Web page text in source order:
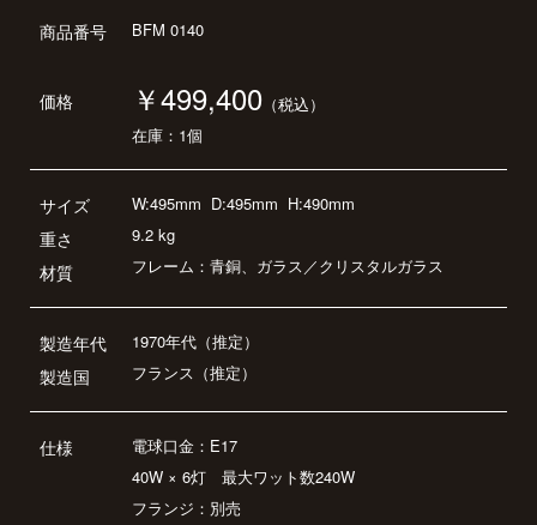
商品番号 BFM 0140
価格 ￥499,400 （税込）
在庫：1個
サイズ
重さ
材質
W:495mm D:495mm H:490mm
9.2 kg
フレーム：青銅、ガラス／クリスタルガラス
製造年代
製造国
1970年代（推定）
フランス（推定）
仕様
電球口金：E17
40W × 6灯 最大ワット数240W
フランジ：別売